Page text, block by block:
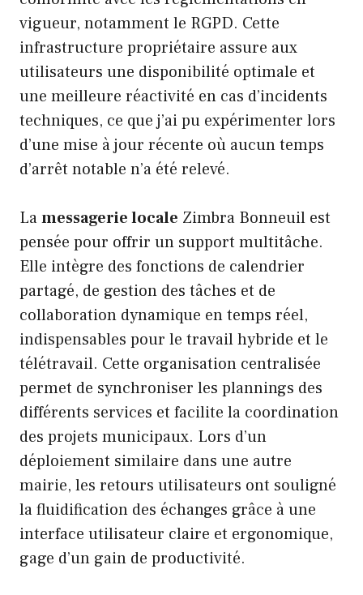
vigueur, notamment le RGPD. Cette
infrastructure propriétaire assure aux
utilisateurs une disponibilité optimale et
une meilleure réactivité en cas d’incidents
techniques, ce que j’ai pu expérimenter lors
d’une mise à jour récente où aucun temps
d’arrêt notable n’a été relevé.
Lamessagerie locale Zimbra Bonneuil est
pensée pour offrir un support multitâche.
Elle intègre des fonctions de calendrier
partagé, de gestion des tâches et de
collaboration dynamique en temps réel,
indispensables pour le travail hybride et le
télétravail. Cette organisation centralisée
permet de synchroniser les plannings des
différents services et facilite la coordination
des projets municipaux. Lors d’un
déploiement similaire dans une autre
mairie, les retours utilisateurs ont souligné
la fluidification des échanges grâce à une
interface utilisateur claire et ergonomique,
gage d’un gain de productivité.